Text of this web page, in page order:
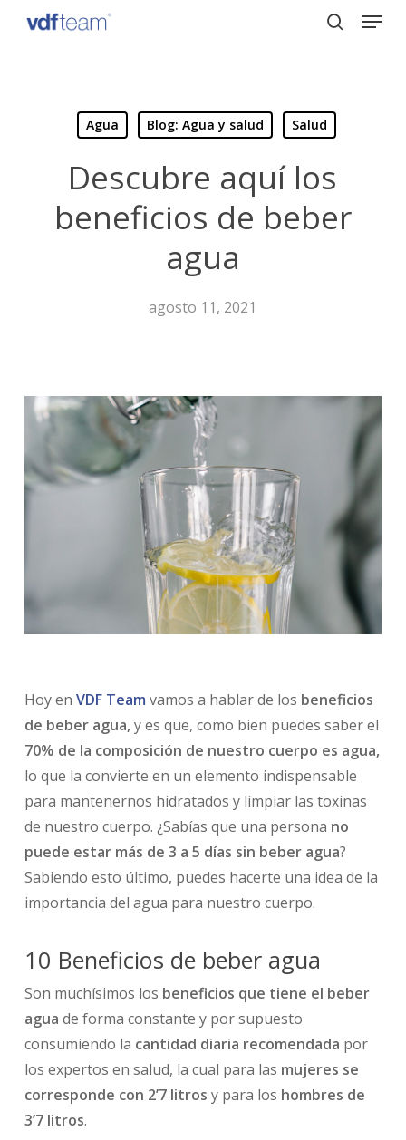
Menu
Agua Blog: Agua y salud Salud
Descubre aquí los
beneficios de beber
agua
agosto 11, 2021
Hoy en VDF Team vamos a hablar de los beneficios
de beber agua,y es que, como bien puedes saber el
70% de la composición de nuestro cuerpo es agua,
lo que la convierte en un elemento indispensable
para mantenernos hidratados y limpiar las toxinas
de nuestro cuerpo. ¿Sabías que una persona no
puede estar más de 3 a 5 días sin beber agua?
Sabiendo esto último, puedes hacerte una idea de la
importancia del agua para nuestro cuerpo.
10 Beneficios de beber agua
Son muchísimos los beneficios que tiene el beber
agua de forma constante y por supuesto
consumiendo la cantidad diaria recomendada por
los expertos en salud, la cual para las mujeres se
corresponde con 2’7 litros y para los hombres de
3’7 litros.